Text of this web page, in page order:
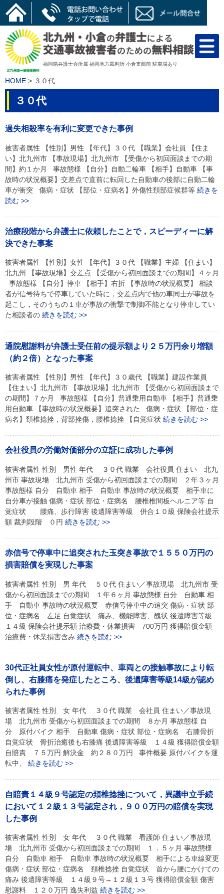
Skip
to
content
福岡県弁護士会所属 福岡地方裁判所 小倉支部前 駐車場あり
HOME > ３０代
３０代
過失相殺率を有利に変更できた事例
被害者属性 【性別】男性 【年代】３０代 【職業】会社員 【住ま
い】北九州市 【事故現場】北九州市 【受傷から初回面談までの期
間】約１か月 事故態様 【自分】自動二輪車 【相手】自動車 【事
故時の状況概要】交差点で直前に転回した自動車の後部に自動二輪
車が衝突 傷病・症状 【部位・症病名】外傷性頚部症候群等 続きを
読む >>
治療段階から弁護士に依頼したことで，スピーディーに解
決できた事案
被害者属性 【性別】女性 【年代】３０代 【職業】主婦 【住まい】
北九州 【事故現場】交差点 【受傷から初回面談までの期間】４ヶ月
事故態様 【自分】停車 【相手】右折 【事故時の状況概要】 相談
者が信号待ちで停車していた時に，交差点内で他の車同士が事故を
起こし，そのうちの１車が事故の衝撃で制御不能となり停車してい
た相談者の 続きを読む >>
通院慰謝料が弁護士受任前の提示額より２５万円余り増額
（約２倍）となった事案
被害者属性 【性別】男性 【年代】３０歳代 【職業】建設作業員
【住まい】北九州市 【事故現場】北九州市 【受傷から初回面談まで
の期間】７か月 事故態様 【自分】普通乗用自動車 【相手】普通乗
用自動車 【事故時の状況概要】追突された 傷病・症状 【部位・症
病名】頚椎捻挫，背部挫傷，腰椎捻挫 【自覚症状 続きを読む >>
会社役員の労働対価部分の立証に成功した事例
被害者属性 性別 男性 年代 ３０代 職業 会社役員 住まい 北九
州市 事故現場 北九州市 受傷から初回面談までの期間 ２年３ヶ月
事故態様 自分 自動車 相手 自動車 事故時の状況概要 相手車に
自分車が接触 傷病・症状 部位・症病名 腰椎椎間板ヘルニア等 自
覚症状 腰痛、歩行障害 後遺障害等級 併合１０級 保険会社提示
額 裁判段階 ０円 続きを読む >>
赤信号で停車中に追突された玉突き事故で１５５０万円の
損害賠償を実現した事案
被害者属性 性別 男 年代 ５０代 住まい／事故現場 北九州市 受
傷から初回面談までの期間 １年６ヶ月 事故態様 自分 自動車 相
手 自動車 事故時の状況概要 赤信号停車中の追突 傷病・症状 部
位・症病名 左足 自覚症状 痛み、機能障害、醜状 後遺障害等級
１４級 保険会社提示額 治療費・休業損害 700万円 獲得賠償金額
治療費・休業損害含み 続きを読む >>
30代正社員女性が原付運転中、車両との接触事故により転
倒し、右膝痛を発症したところ、後遺障害等級14級が認め
られた事例
被害者属性 性別 女 年代 ３０代 職業 会社員 住まい／事故現
場 北九州市 受傷から初回面談までの期間 ８か月 事故態様 自
分 原付バイク 相手 自動車 傷病・症状 部位・症病名 右膝骨折
自覚症状 骨折治癒後も右膝痛 後遺障害等級 １４級 獲得賠償金額
自賠責 ７５万円 解決金 約２８０万円 事件概要 原付バイクを運
転中、 続きを読む >>
自賠責１４級９号認定の頚椎捻挫について，異議申立手続
において１２級１３号認定され，９００万円の賠償を実現
した事例
被害者属性 性別 女 年代 ３０代 職業 看護師 住まい／事故現
場 北九州市 受傷から初回面談までの期間 １．５ヶ月 事故態様
自分 自動車 相手 自動車 事故時の状況概要 相手による車線変更
傷病・症状 部位・症病名 頚椎捻挫 自覚症状 首から腰にかけての
痛み 後遺障害等級 １４級９号→１２級１３号 獲得賠償金額 傷害
慰謝料 １２０万円 逸失利益 続きを読む >>